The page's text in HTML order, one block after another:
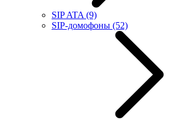
SIP ATA (9)
SIP-домофоны (52)